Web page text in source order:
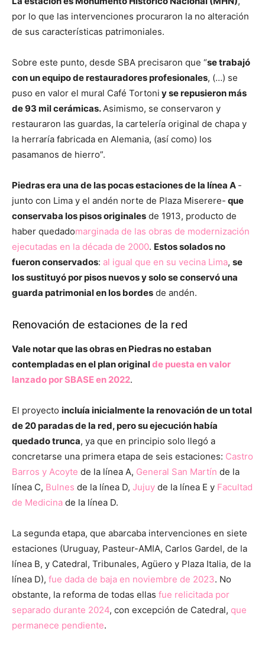
por lo que las intervenciones procuraron la no alteración
de sus características patrimoniales.
Sobre este punto, desde SBA precisaron que “se trabajó
con un equipo de restauradores profesionales, (…) se
puso en valor el mural Café Tortoni y se repusieron más
de 93 mil cerámicas.Asimismo, se conservaron y
restauraron las guardas, la cartelería original de chapa y
la herraría fabricada en Alemania, (así como) los
pasamanos de hierro”.
Piedras era una de las pocas estaciones de la línea A -
junto con Lima y el andén norte de Plaza Miserere- que
conservaba los pisos originales de 1913, producto de
haber quedadomarginada de las obras de modernización
ejecutadas en la década de 2000. Estos solados no
fueron conservados: al igual que en su vecina Lima, se
los sustituyó por pisos nuevos y solo se conservó una
guarda patrimonial en los bordes de andén.
Renovación de estaciones de la red
Vale notar que las obras en Piedras no estaban
contempladas en el plan originalde puesta en valor
lanzado por SBASE en 2022.
El proyecto incluía inicialmente la renovación de un total
de 20 paradas de la red, pero su ejecución había
quedado trunca, ya que en principio solo llegó a
concretarse una primera etapa de seis estaciones: Castro
Barros y Acoyte de la línea A, General San Martín de la
línea C, Bulnes de la línea D, Jujuy de la línea E y Facultad
de Medicina de la línea D.
La segunda etapa, que abarcaba intervenciones en siete
estaciones (Uruguay, Pasteur-AMIA, Carlos Gardel, de la
línea B, y Catedral, Tribunales, Agüero y Plaza Italia, de la
línea D), fue dada de baja en noviembre de 2023. No
obstante, la reforma de todas ellas fue relicitada por
separado durante 2024, con excepción de Catedral, que
permanece pendiente.